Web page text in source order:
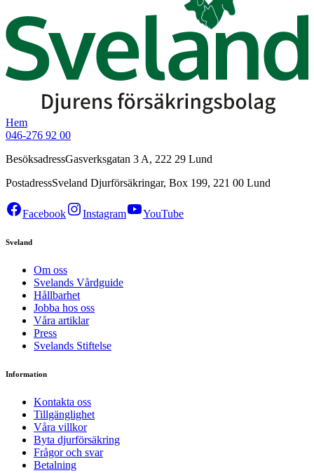
Hem
046-276 92 00
BesöksadressGasverksgatan 3 A, 222 29 Lund
PostadressSveland Djurförsäkringar, Box 199, 221 00 Lund
Facebook Instagram YouTube
Sveland
Om oss
Svelands Vårdguide
Hållbarhet
Jobba hos oss
Våra artiklar
Press
Svelands Stiftelse
Information
Kontakta oss
Tillgänglighet
Våra villkor
Byta djurförsäkring
Frågor och svar
Betalning